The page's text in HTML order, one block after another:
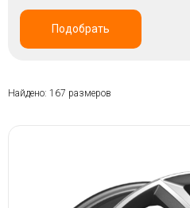
Вс:
Подобрать
Найдено: 167 размеров